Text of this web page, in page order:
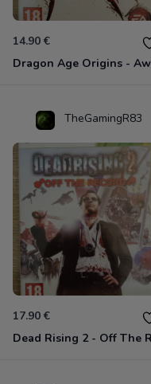
14.90 €
TheGamingR83
17.90 €